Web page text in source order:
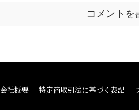
コメントを
会社概要 特定商取引法に基づく表記